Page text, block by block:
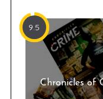
9.5
Chronicles of